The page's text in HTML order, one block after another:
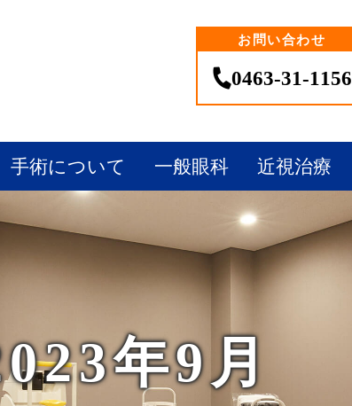
お問い合わせ
0463-31-1156
手術について 一般眼科 近視治療
年9月